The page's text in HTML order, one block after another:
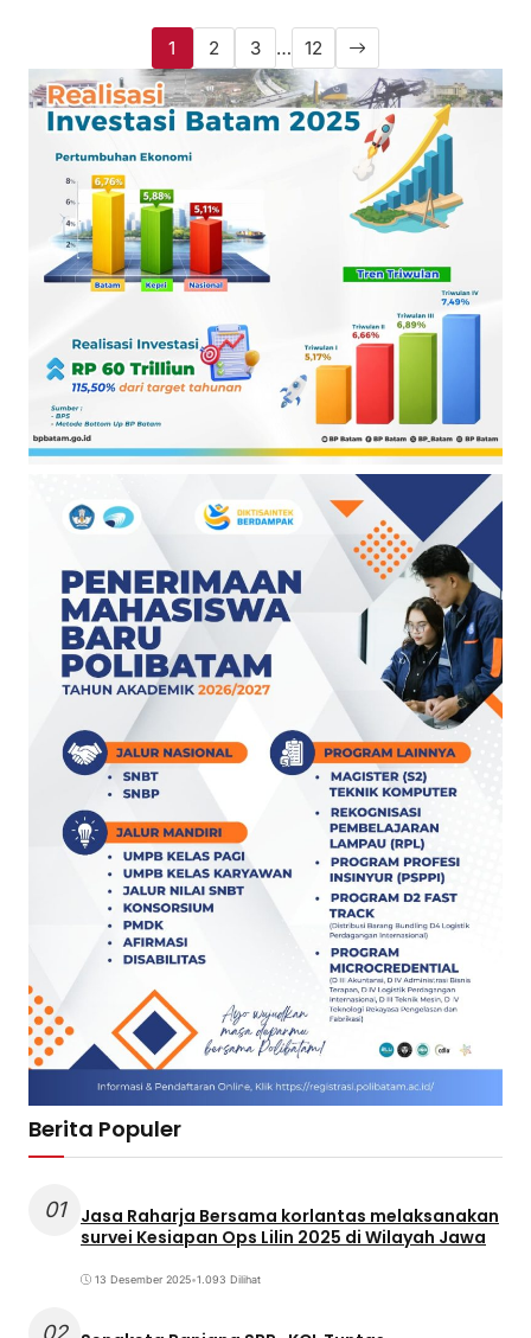
1 2 3 … 12
Berita Populer
01
Jasa Raharja Bersama korlantas melaksanakan
survei Kesiapan Ops Lilin 2025 di Wilayah Jawa
13 Desember 2025•1.093 Dilihat
02